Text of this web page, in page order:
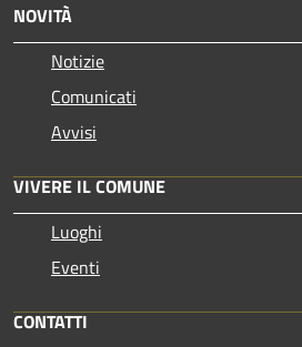
NOVITÀ
Notizie
Comunicati
Avvisi
VIVERE IL COMUNE
Luoghi
Eventi
CONTATTI